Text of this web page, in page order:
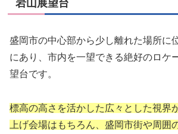
岩山展望台
盛岡市の中心部から少し離れた場所に
にあり、市内を一望できる絶好のロケ
望台です。
標高の高さを活かした広々とした視界
上げ会場はもちろん、盛岡市街や周囲